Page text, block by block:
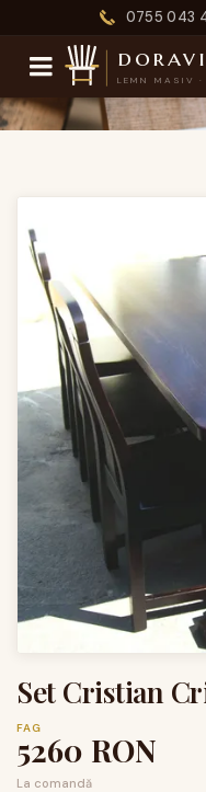
0755 043
doravi
LEMN MASIV
Set Cristian
FAG
5260 RON
La comandă